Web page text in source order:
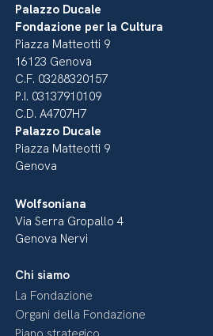
Palazzo Ducale
Fondazione per la Cultura
Piazza Matteotti 9
16123 Genova
C.F. 03288320157
P.I. 03137910109
C.D. A4707H7
Palazzo Ducale
Piazza Matteotti 9
Genova
Wolfsoniana
Via Serra Gropallo 4
Genova Nervi
Chi siamo
La Fondazione
Organi della Fondazione